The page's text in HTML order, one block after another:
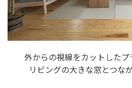
外からの視線をカットしたプ
リビングの大きな窓とつな